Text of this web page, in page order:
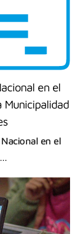
en el
Municipalidad
en el